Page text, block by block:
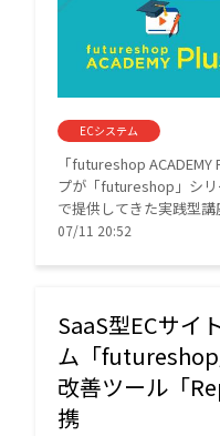
ECシステム
「futureshop
プが「futureshop」シ
で提供してきた実践型講
を、月額500円（税抜）
07/11 20:52
SaaS型ECサイ
ム「
改善ツール「
携